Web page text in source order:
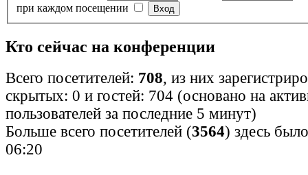
при каждом посещении
Кто сейчас на конференции
Всего посетителей: 708, из них
скрытых: 0 и гостей: 704 (основано на
пользователей за последние 5 минут)
Больше всего посетителей (3564) здесь
06:20